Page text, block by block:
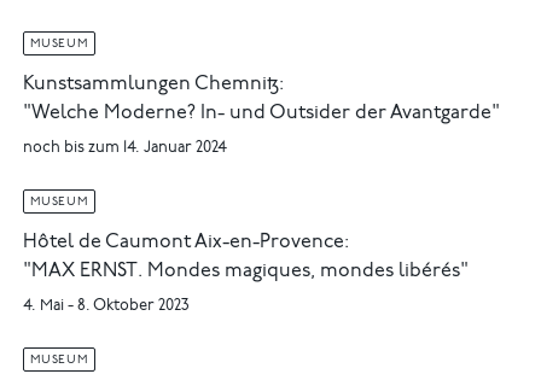
MUSEUM
Kunstsammlungen Chemnitz:
"Welche Moderne? In- und Outsider der Avantgarde"
noch bis zum 14. Januar 2024
MUSEUM
Hôtel de Caumont Aix-en-Provence:
"MAX ERNST. Mondes magiques, mondes libérés"
4. Mai - 8. Oktober 2023
MUSEUM